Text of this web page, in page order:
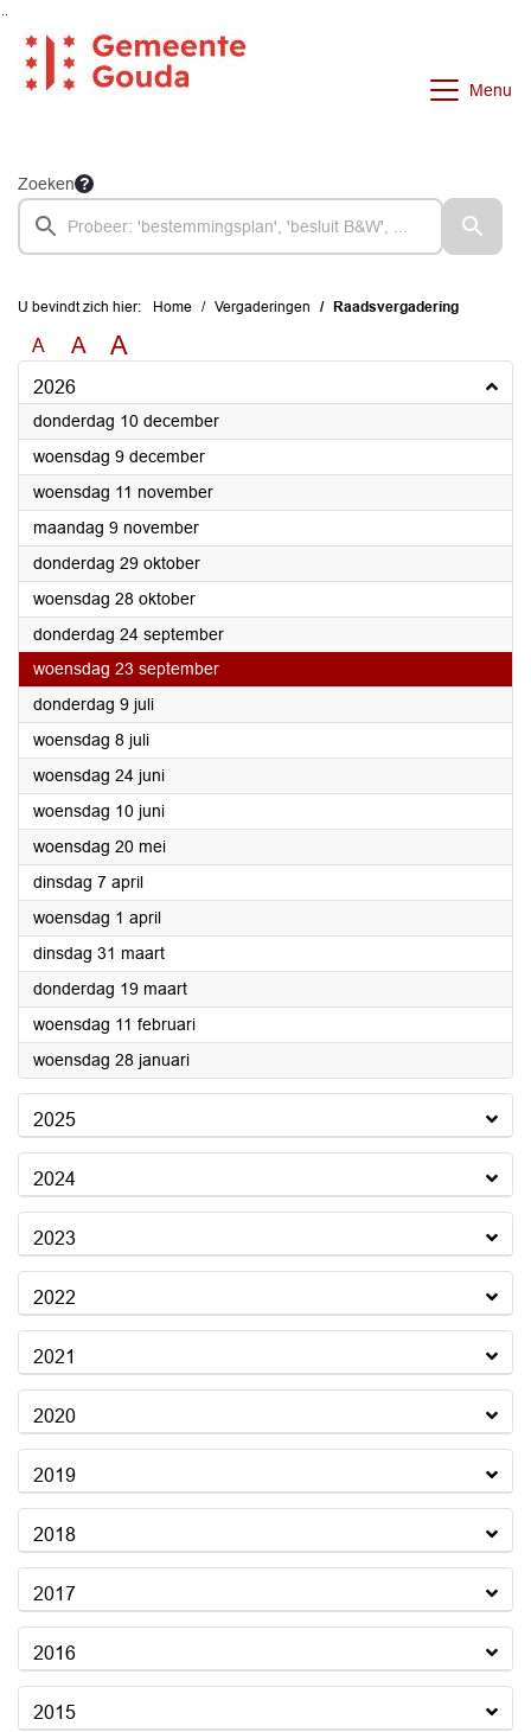
Ga naar de inhoud van deze pagina
Menu
Zoeken
U bevindt zich hier: Home Vergaderingen Raadsvergadering
A A A
2026
donderdag 10 december2026
woensdag 9 december2026
woensdag 11 november2026
maandag 9 november2026
donderdag 29 oktober2026
woensdag 28 oktober2026
donderdag 24 september2026
woensdag 23 september2026
donderdag 9 juli2026
woensdag 8 juli2026
woensdag 24 juni2026
woensdag 10 juni2026
woensdag 20 mei2026
dinsdag 7 april2026
woensdag 1 april2026
dinsdag 31 maart2026
donderdag 19 maart2026
woensdag 11 februari2026
woensdag 28 januari2026
2025
2024
2023
2022
2021
2020
2019
2018
2017
2016
2015